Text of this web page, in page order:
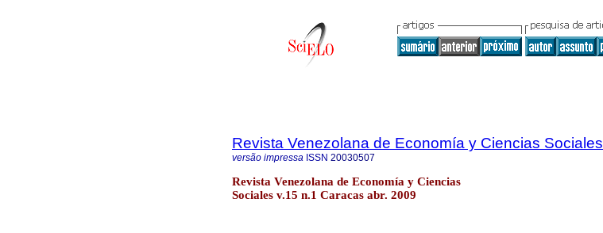
Revista Venezolana de Economía y Ciencias Sociales
versão impressa ISSN 20030507
Revista Venezolana de Economía y Ciencias
Sociales v.15 n.1 Caracas abr. 2009